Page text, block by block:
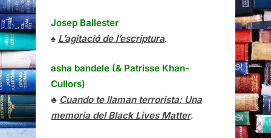
Josep Ballester
♠ L’agitació de l’escriptura.
asha bandele (& Patrisse Khan-
Cullors)
♣ Cuando te llaman terrorista: Una
memoria del Black Lives Matter.